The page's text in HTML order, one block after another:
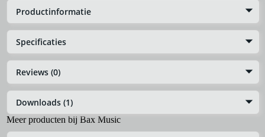
Productinformatie
Specificaties
Reviews (0)
Downloads (1)
Meer producten bij Bax Music